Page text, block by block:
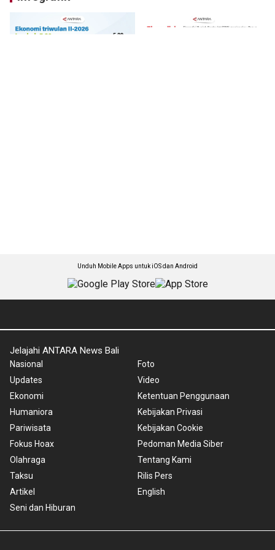
Unduh Mobile Apps untuk iOS dan Android
Jelajahi ANTARA News Bali
Nasional
Updates
Ekonomi
Humaniora
Pariwisata
Fokus Hoax
Olahraga
Taksu
Artikel
Seni dan Hiburan
Foto
Video
Ketentuan Penggunaan
Kebijakan Privasi
Kebijakan Cookie
Pedoman Media Siber
Tentang Kami
Rilis Pers
English